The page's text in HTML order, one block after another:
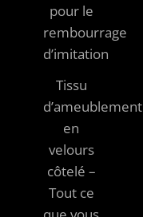
pour le
rembourrage
d’imitation
Tissu
d’ameublement
en
velours
côtelé –
Tout ce